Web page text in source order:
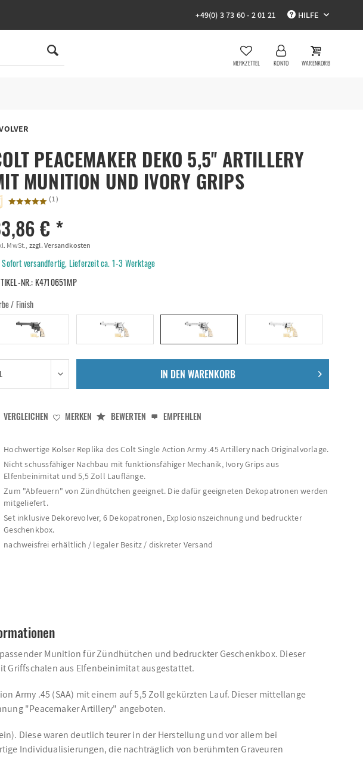
+49(0) 3 73 60 - 2 01 21 HILFE
MERKZETTEL KONTO WARENKORB
PEACEMAKER DEKO 5,5'' ARTILLERY
MUNITION UND IVORY GRIPS
(1)
€ *
MwSt., zzgl. Versandkosten
Sofort versandfertig, Lieferzeit ca. 1-3 Werktage
NR.:K4710651MP
/ Finish
IN DEN WARENKORB
VERGLEICHEN MERKEN BEWERTEN EMPFEHLEN
Hochwertige Kolser Replika des Colt Single Action Army .45 Artillery nach Originalvorlage.
Nicht schussfähiger Nachbau mit funktionsfähiger Mechanik, Ivory Grips aus
Elfenbeinimitat und 5,5 Zoll Lauflänge.
Zum "Abfeuern" von Zündhütchen geeignet. Die dafür geeigneten Dekopatronen werden
mitgeliefert.
Set inklusive Dekorevolver, 6 Dekopatronen, Explosionszeichnung und bedruckter
Geschenkbox.
nachweisfrei erhältlich / legaler Besitz / diskreter Versand
Munition für Zündhütchen und bedruckter Geschenkbox. Dieser
Griffschalen aus Elfenbeinimitat ausgestattet.
Army .45 (SAA) mit einem auf 5,5 Zoll gekürzten Lauf. Dieser mittellange
"Peacemaker Artillery" angeboten.
Diese waren deutlich teurer in der Herstellung und vor allem bei
Individualisierungen, die nachträglich von berühmten Graveuren